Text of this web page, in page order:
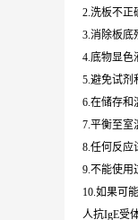
2.洗板不正
3.消除板底
4.底物显色
5.避免试剂
6.在储存和
7.平衡至室
8.任何反应
9.不能使用
10.如果可
人抗IgE受